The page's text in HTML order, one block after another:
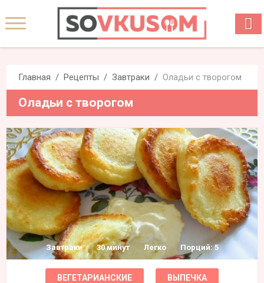
Главная Рецепты Завтраки Оладьи с творогом
Оладьи с творогом
Завтраки 30 минут Легко Порций: 5
ВЕГЕТАРИАНСКИЕ ВЫПЕЧКА